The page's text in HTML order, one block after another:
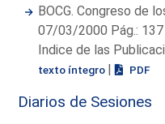
BOCG. Congreso de
07/03/2000 Pág.: 137
Indice de las
texto íntegro | PDF
Diarios de Sesiones